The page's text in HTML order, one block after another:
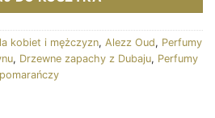
kobiet i mężczyzn, Alezz Oud, Perfumy
, Drzewne zapachy z Dubaju, Perfumy